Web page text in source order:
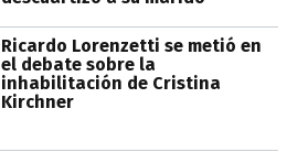
Ricardo Lorenzetti se metió en
el debate sobre la
inhabilitación de Cristina
Kirchner